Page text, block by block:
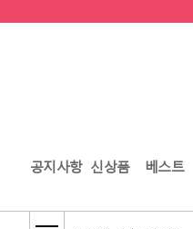
공지사항 신상품 베스트